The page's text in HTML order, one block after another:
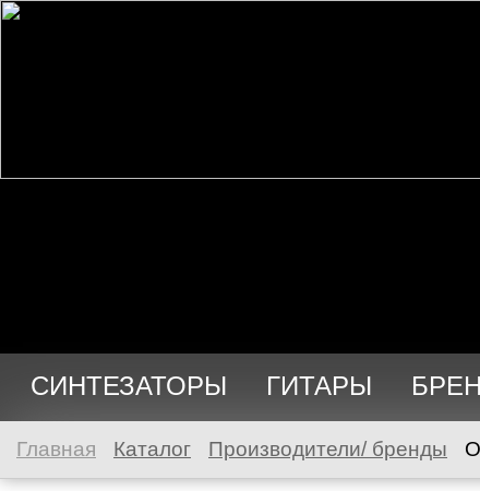
СИНТЕЗАТОРЫ ГИТАРЫ
Главная Каталог Производители/ бренды